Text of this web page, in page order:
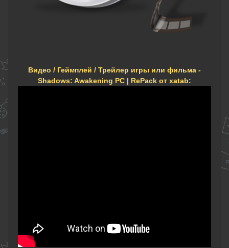
Видео / Геймплей / Трейлер игры или фильма -
Shadows: Awakening PC | RePack от xatab: